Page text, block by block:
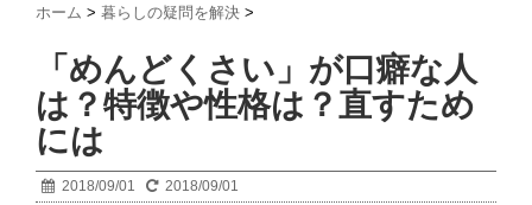
ホーム > 暮らしの疑問を解決 >
「めんどくさい」が口癖な人
は？特徴や性格は？直すため
には
2018/09/01 2018/09/01